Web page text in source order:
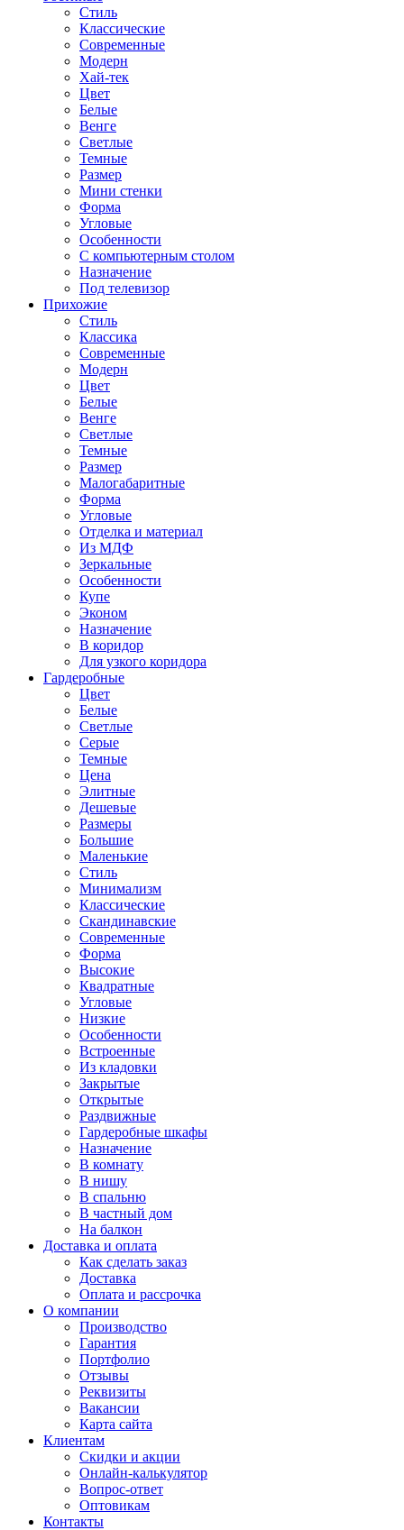
Стиль
Классические
Современные
Модерн
Хай-тек
Цвет
Белые
Венге
Светлые
Темные
Размер
Мини стенки
Форма
Угловые
Особенности
С компьютерным столом
Назначение
Под телевизор
Прихожие
Стиль
Классика
Современные
Модерн
Цвет
Белые
Венге
Светлые
Темные
Размер
Малогабаритные
Форма
Угловые
Отделка и материал
Из МДФ
Зеркальные
Особенности
Купе
Эконом
Назначение
В коридор
Для узкого коридора
Гардеробные
Цвет
Белые
Светлые
Серые
Темные
Цена
Элитные
Дешевые
Размеры
Большие
Маленькие
Стиль
Минимализм
Классические
Скандинавские
Современные
Форма
Высокие
Квадратные
Угловые
Низкие
Особенности
Встроенные
Из кладовки
Закрытые
Открытые
Раздвижные
Гардеробные шкафы
Назначение
В комнату
В нишу
В спальню
В частный дом
На балкон
Доставка и оплата
Как сделать заказ
Доставка
Оплата и рассрочка
О компании
Производство
Гарантия
Портфолио
Отзывы
Реквизиты
Вакансии
Карта сайта
Клиентам
Скидки и акции
Онлайн-калькулятор
Вопрос-ответ
Оптовикам
Контакты